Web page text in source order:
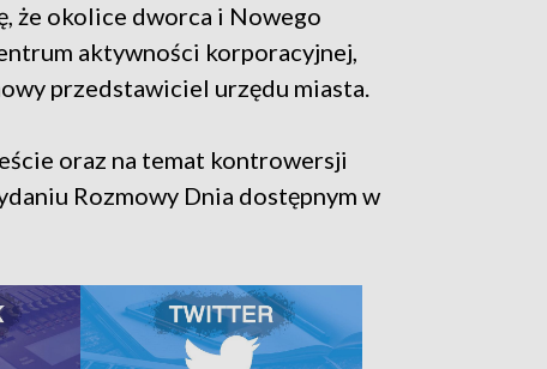
że okolice dworca i Nowego
aktywności korporacyjnej,
przedstawiciel urzędu miasta.
oraz na temat kontrowersji
Rozmowy Dnia dostępnym w